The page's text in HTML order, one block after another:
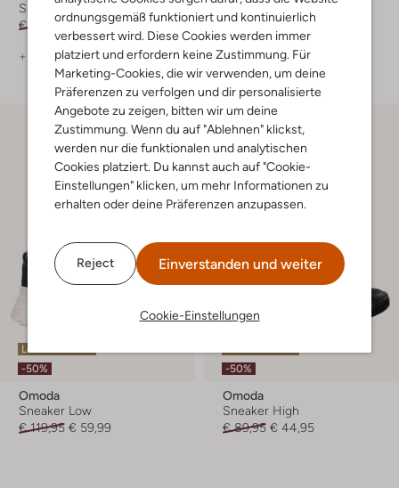
ordnungsgemäß funktioniert und kontinuierlich
verbessert wird. Diese Cookies werden immer
platziert und erfordern keine Zustimmung. Für
Marketing-Cookies, die wir verwenden, um deine
Präferenzen zu verfolgen und dir personalisierte
Angebote zu zeigen, bitten wir um deine
Zustimmung. Wenn du auf "Ablehnen" klickst,
werden nur die funktionalen und analytischen
Cookies platziert. Du kannst auch auf "Cookie-
Einstellungen" klicken, um mehr Informationen zu
erhalten oder deine Präferenzen anzupassen.
Reject Einverstanden und weiter
Cookie-Einstellungen
Sneaker Low
€ 119,95 € 35,99
+ mehr farben
Sneaker Low
€ 119,95 € 59,99
+ mehr farben
Letzte Größen
-50%
Omoda
Sneaker Low
€ 119,95 € 59,99
-50%
Omoda
Sneaker High
€ 89,95 € 44,95